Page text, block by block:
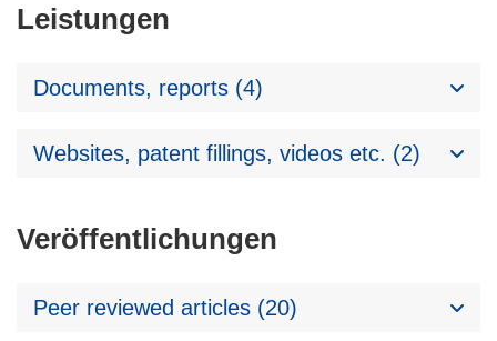
Leistungen
Documents, reports (4)
Websites, patent fillings, videos etc. (2)
Veröffentlichungen
Peer reviewed articles (20)